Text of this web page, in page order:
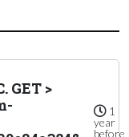
GET >
1
year
before